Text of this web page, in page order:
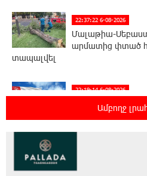
22:37:22 6-08-2026
Մալաթիա-
արմատից փտած
տապալվել
22:19:14 6-08-2026
Իրանը և Օմանը
Հորմուզի
8-ամյա Մոնթե
Ամբողջ